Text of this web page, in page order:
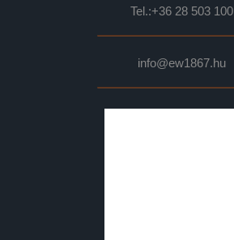
Tel.:+36 28 503 100
info@ew1867.hu